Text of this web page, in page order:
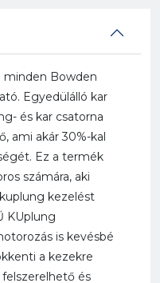
minden Bowden
Egyedülálló kar
és kar csatorna
ami akár 30%-kal
Ez a termék
számára, aki
kezelést
KUplung
is kevésbé
a kezekre
és